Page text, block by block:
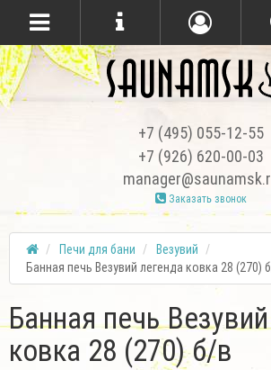
+7 (495) 055-12-55
+7 (926) 620-00-03
Заказать звонок
Печи для бани
Везувий
Банная печь Везувий легенда ковка 28 (270)
Банная печь
ковка 28 (270) б/в